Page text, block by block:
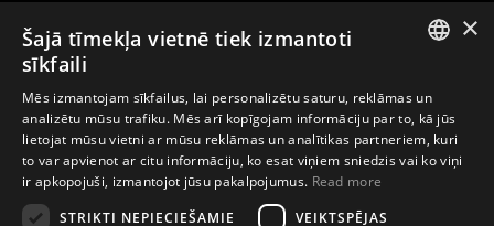
Kontakti
Par kompāniju LATVIAN
LITHUANIAN
×
Šajā tīmekļa vietnē tiek izmantoti
sīkfaili
Mēs izmantojam sīkfailus, lai personalizētu saturu, reklāmas un
analizētu mūsu trafiku. Mēs arī kopīgojam informāciju par to, kā jūs
lietojat mūsu vietni ar mūsu reklāmas un analītikas partneriem, kuri
to var apvienot ar citu informāciju, ko esat viņiem sniedzis vai ko viņi
ir apkopojuši, izmantojot jūsu pakalpojumus. Read more
STRIKTI NEPIECIEŠAMIE
VEIKTSPĒJAS